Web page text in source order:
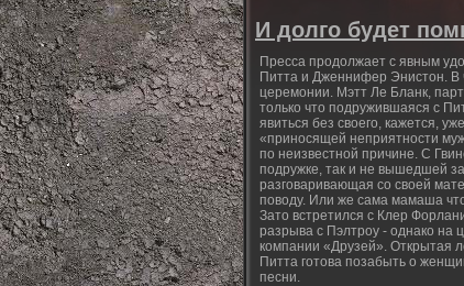
И долго будет
Пресса продолжает с явным
Питта и Дженнифер Энистон. В
церемонии. Мэтт Ле Бланк,
только что подружившаяся с
явиться без своего, кажется,
«приносящей неприятности
по неизвестной причине. С
подружке, так и не вышедшей
разговаривающая со своей
поводу. Или же сама мамаша
Зато встретился с Клер
разрыва с Пэлтроу - однако
компании «Друзей». Открытая
Питта готова позабыть о
песни.